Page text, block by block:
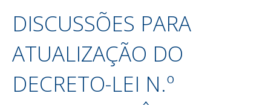
DISCUSSÕES PARA
ATUALIZAÇÃO DO
DECRETO-LEI N.º